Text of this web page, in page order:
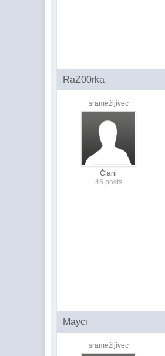
RaZ00rka
sramežljivec
Člani
45 posts
Mayci
sramežljivec